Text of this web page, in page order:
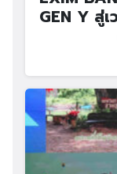
GEN Y สู่เ